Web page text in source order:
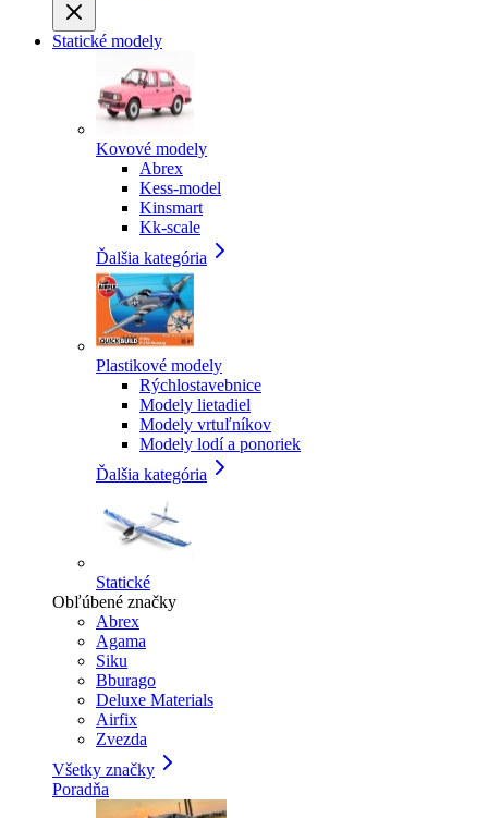
Statické modely
Kovové modely
Abrex
Kess-model
Kinsmart
Kk-scale
Ďalšia kategória
Plastikové modely
Rýchlostavebnice
Modely lietadiel
Modely vrtuľníkov
Modely lodí a ponoriek
Ďalšia kategória
Statické
Obľúbené značky
Abrex
Agama
Siku
Bburago
Deluxe Materials
Airfix
Zvezda
Všetky značky
Poradňa